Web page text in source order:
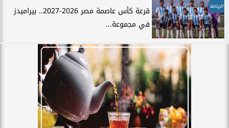
الرياضة
قرعة كأس عاصمة مصر 2026-2027.. بيراميدز
في مجموعة...